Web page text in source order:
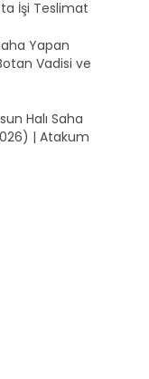
İşi Teslimat
Yapan
Vadisi ve
Halı Saha
| Atakum